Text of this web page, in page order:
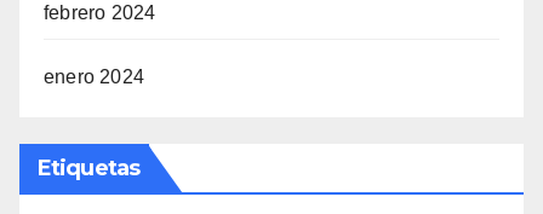
febrero 2024
enero 2024
Etiquetas